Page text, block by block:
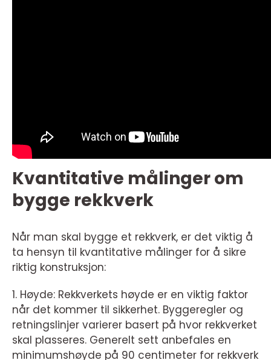
Kvantitative målinger om
bygge rekkverk
Når man skal bygge et rekkverk, er det viktig å
ta hensyn til kvantitative målinger for å sikre
riktig konstruksjon:
1. Høyde: Rekkverkets høyde er en viktig faktor
når det kommer til sikkerhet. Byggeregler og
retningslinjer varierer basert på hvor rekkverket
skal plasseres. Generelt sett anbefales en
minimumshøyde på 90 centimeter for rekkverk